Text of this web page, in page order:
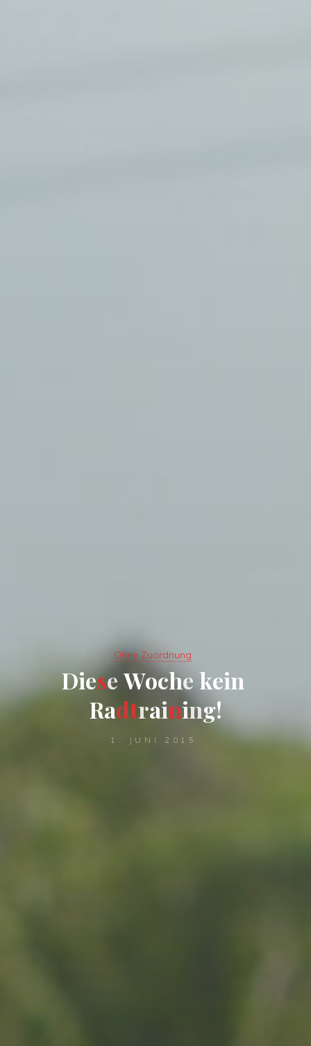
Ohne Zuordnung
Diese Wochekein
Radtraining!
1. JUNI 2015